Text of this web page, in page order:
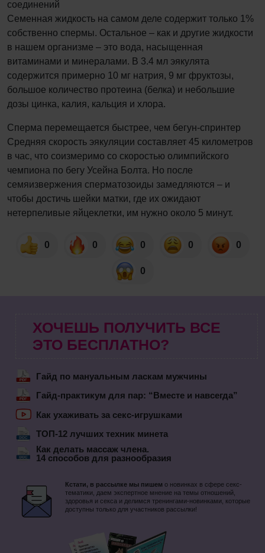
соединений
Семенная жидкость на самом деле содержит только 1%
собственно спермы. Остальное – как и другие жидкости
в нашем организме – это вода, насыщенная
витаминами и минералами. В 3.4 мл эякулята
содержится примерно 10 мг натрия, 9 мг фруктозы,
большое количество протеина (белка) и небольшие
дозы цинка, калия, кальция и хлора.
Сперма перемещается быстрее, чем бегун-спринтер
Средняя скорость эякуляции составляет 45 километров
в час, что соизмеримо со скоростью олимпийского
чемпиона по бегу Усейна Болта. Но после
семяизвержения сперматозоиды замедляются – и
чтобы достичь шейки матки, где их ожидают
нетерпеливые яйцеклетки, им нужно около 5 минут.
0 0 0 0 0
0
ХОЧЕШЬ ПОЛУЧИТЬ ВСЕ
ЭТО БЕСПЛАТНО?
Гайд по мануальным ласкам мужчины
Гайд-практикум для пар: “Вместе и навсегда”
Как ухаживать за секс-игрушками
ТОП-12 лучших техник минета
Как делать массаж члена.
14 способов для разнообразия
Кстати, в рассылке мы пишем о новинках в сфере секс-
тематики, даем экспертное мнение на темы отношений,
здоровья и секса и делимся тренингами-новинками, которые
доступны только для участников рассылки!